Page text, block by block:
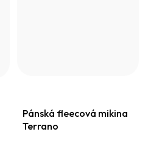
Pánská fleecová mikina
Terrano